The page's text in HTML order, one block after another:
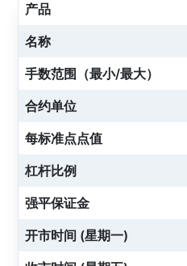
产品
名称
手数范围（最小/最大）
合约单位
每标准点点值
杠杆比例
强平保证金
开市时间 (星期一)